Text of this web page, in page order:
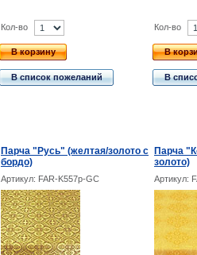
Кол-во
В корзину
В список пожеланий
Кол-во
В
В
Парча "Русь" (желтая/золото с
бордо)
Парча
золото)
Артикул: FAR-K557p-GC Артикул: